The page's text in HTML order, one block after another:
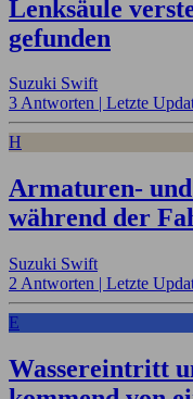
Lenksäule
gefunden
Suzuki Swift
3 Antworten | Letzte
H
Armaturen-
während der
Suzuki Swift
2 Antworten | Letzte
E
Wassereintritt